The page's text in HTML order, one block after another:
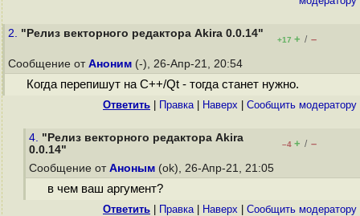
2. "Релиз векторного редактора Akira 0.0.14"
+17 + / –
Сообщение от Аноним (-), 26-Апр-21, 20:54
Когда перепишут на C++/Qt - тогда станет нужно.
Ответить Правка| Наверх Cообщить модератору
4. "Релиз векторного редактора Akira
0.0.14"
–4 + / –
Сообщение от Аноным (ok), 26-Апр-21, 21:05
в чем ваш аргумент?
Ответить Правка| Наверх Cообщить модератору